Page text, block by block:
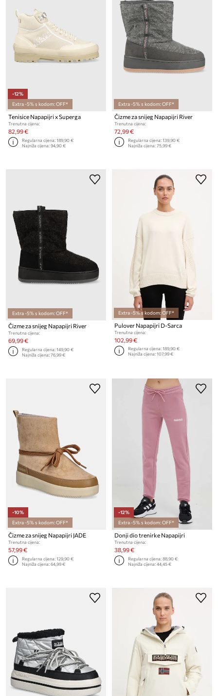
-12%
Extra -5% s kodom: OFF*
Tenisice Napapijri x Superga
Trenutna cijena:
82,99 €
Regularna cijena:189,90 €
Najniža cijena:94,90 €
Extra -5% s kodom: OFF*
Čizme za snijeg Napapijri River
Trenutna cijena:
72,99 €
Regularna cijena:139,90 €
Najniža cijena:75,99 €
Extra -5% s kodom: OFF*
Čizme za snijeg Napapijri River
Trenutna cijena:
69,99 €
Regularna cijena:149,90 €
Najniža cijena:76,99 €
Extra -5% s kodom: OFF*
Pulover Napapijri D-Sarca
Trenutna cijena:
102,99 €
Regularna cijena:189,90 €
Najniža cijena:107,99 €
-10%
Extra -5% s kodom: OFF*
Čizme za snijeg Napapijri JADE
Trenutna cijena:
57,99 €
Regularna cijena:129,90 €
Najniža cijena:64,99 €
-12%
Extra -5% s kodom: OFF*
Donji dio trenirke Napapijri
Trenutna cijena:
38,99 €
Regularna cijena:88,90 €
Najniža cijena:44,45 €